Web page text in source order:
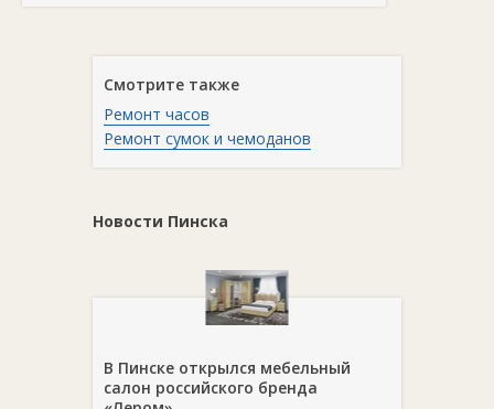
Смотрите также
Ремонт часов
Ремонт сумок и чемоданов
Новости Пинска
В Пинске открылся мебельный
салон российского бренда